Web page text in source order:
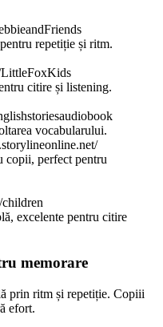
repetiție și ritm.
LittleFoxKids
citire și listening.
vocabularului.
copii, perfect pentru
excelente pentru citire
memorare
prin ritm și repetiție. Copiii
efort.